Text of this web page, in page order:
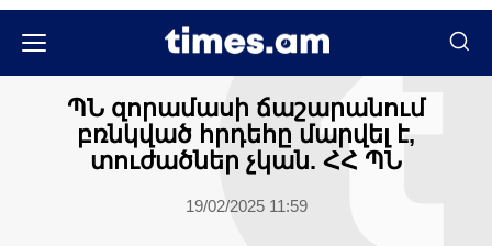
ՊՆ զորամասի ճաշարանում
բռնկված հրդեհը մարվել է,
տուժածներ չկան. ՀՀ ՊՆ
19/02/2025 11:59